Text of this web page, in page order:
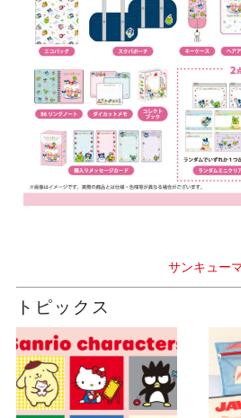
サンキュー
トピックス